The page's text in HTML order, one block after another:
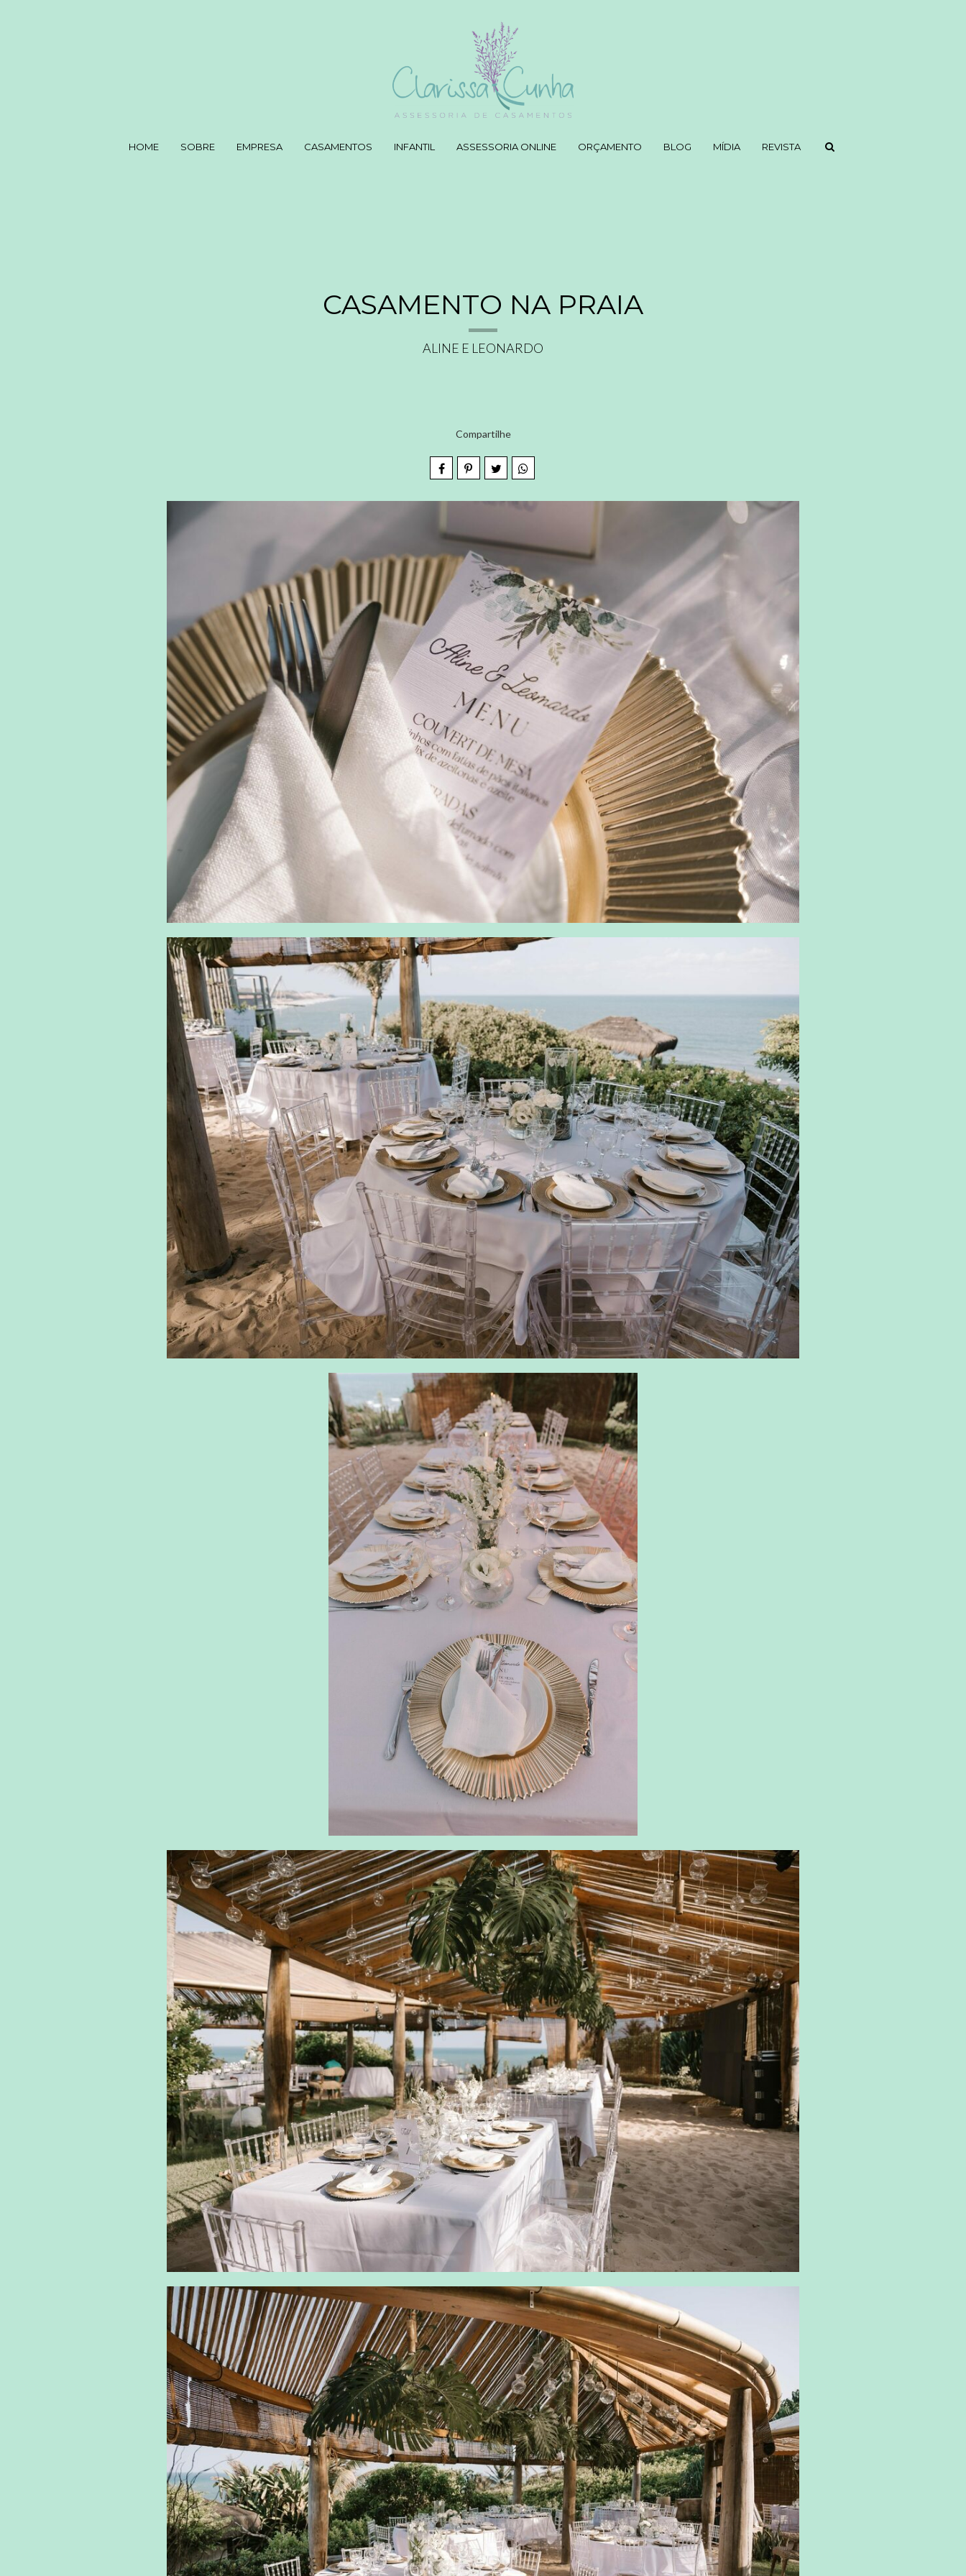
HOME SOBRE EMPRESA CASAMENTOS INFANTIL ASSESSORIA ONLINE ORÇAMENTO BLOG MÍDIA REVISTA
CASAMENTO NA PRAIA
ALINE E LEONARDO
Compartilhe